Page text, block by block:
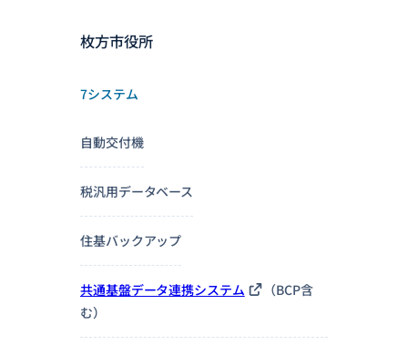
枚方市役所
7システム
自動交付機
税汎用データベース
住基バックアップ
共通基盤データ連携システム
（BCP含
む）